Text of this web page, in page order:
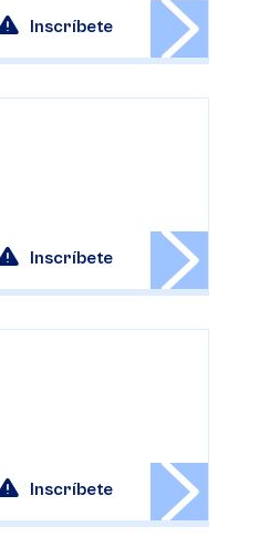
Inscríbete
Inscríbete
Inscríbete